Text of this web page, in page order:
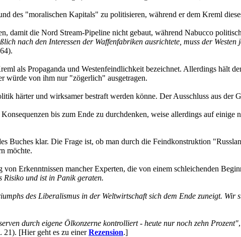
des "moralischen Kapitals" zu politisieren, während er dem Kreml
damit die Nord Stream-Pipeline nicht gebaut, während Nabucco
nach den Interessen der Waffenfabriken ausrichtete, muss der
als Propaganda und Westenfeindlichkeit bezeichnet. Allerdings hält
würde von ihm nur "zögerlich" ausgetragen.
härter und wirksamer bestraft werden könne. Der Ausschluss aus der
bis zum Ende zu durchdenken, weise allerdings auf
Buches klar. Die Frage ist, ob man durch die Feindkonstruktion
möchte.
Erkenntnissen mancher Experten, die von einem schleichenden
Risiko und ist in Panik geraten.
des Liberalismus in der Weltwirtschaft sich dem Ende zuneigt.
durch eigene Ölkonzerne kontrolliert - heute nur noch zehn Prozent"
21). [Hier geht es zu einerRezension.]